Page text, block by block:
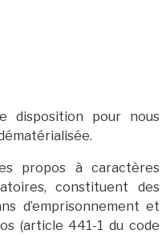
disposition pour nous
propos à caractères
constituent des
d’emprisonnement et
(article 441-1 du code